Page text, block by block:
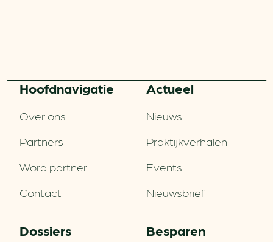
Hoofd­navigatie
Over ons
Partners
Word partner
Contact
Actueel
Nieuws
Praktijkverhalen
Events
Nieuwsbrief
Dossiers Besparen